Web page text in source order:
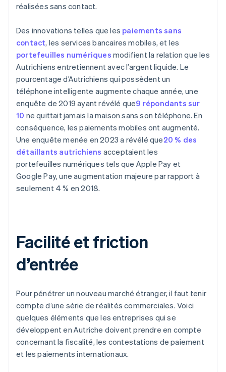
réalisées sans contact.
Des innovations telles que les paiements sans
contact, les services bancaires mobiles, et les
portefeuilles numériques modifient la relation que les
Autrichiens entretiennent avec l’argent liquide. Le
pourcentage d’Autrichiens qui possèdent un
téléphone intelligente augmente chaque année, une
enquête de 2019 ayant révélé que9 répondants sur
10 ne quittait jamais la maison sans son téléphone. En
conséquence, les paiements mobiles ont augmenté.
Une enquête menée en 2023 a révélé que20 % des
détaillants autrichiens acceptaient les
portefeuilles numériques tels que Apple Pay et
Google Pay, une augmentation majeure par rapport à
seulement 4 % en 2018.
Facilité et friction
d’entrée
Pour pénétrer un nouveau marché étranger, il faut tenir
compte d’une série de réalités commerciales. Voici
quelques éléments que les entreprises qui se
développent en Autriche doivent prendre en compte
concernant la fiscalité, les contestations de paiement
et les paiements internationaux.